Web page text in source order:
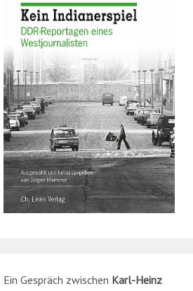
Ein Gespräch zwischen Karl-Heinz